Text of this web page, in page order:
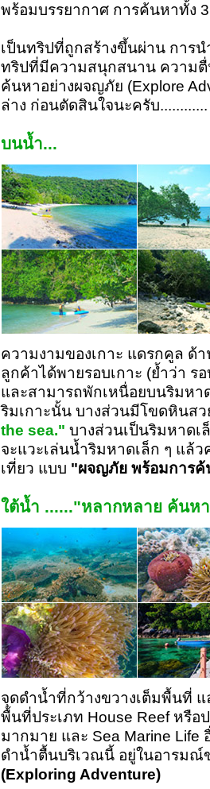
พร้อมบรรยากาศ การค้นหาทั้ง
เป็นทริปที่ถูกสร้างขึ้นผ่าน การ
ทริปที่มีความสนุกสนาน ความ
ค้นหาอย่างผจญภัย (Explore
ล่าง ก่อนตัดสินใจนะครับ............
บนน้ำ...
ความงามของเกาะ แดรกคูล ด้
ลูกค้าได้พายรอบเกาะ (ย้ำว่า ร
และสามารถพักเหนื่อยบนริมหา
ริมเกาะนั้น บางส่วนมีโขดหินส
the sea." บางส่วนเป็นริมหาดเ
จะแวะเล่นน้ำริมหาดเล็ก ๆ แล้
เที่ยว แบบ "ผจญภัย พร้อมการ
ใต้น้ำ ......"หลากหลาย ค้นห
จุดดำน้ำที่กว้างขวางเต็มพื้นที่ แ
พื้นที่ประเภท House Reef หรือ
มากมาย และ Sea Marine
ดำน้ำตื้นบริเวณนี้ อยู่ในอารมณ์
(Exploring Adventure)